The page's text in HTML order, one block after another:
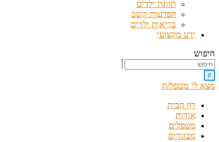
תזונת ילדים
הפרעות קשב
בריאות ילדים
ידע מקצועי
חיפוש
מצא לי מטפל/ת
דף הבית
אודות
מטפלים
מבוגרים